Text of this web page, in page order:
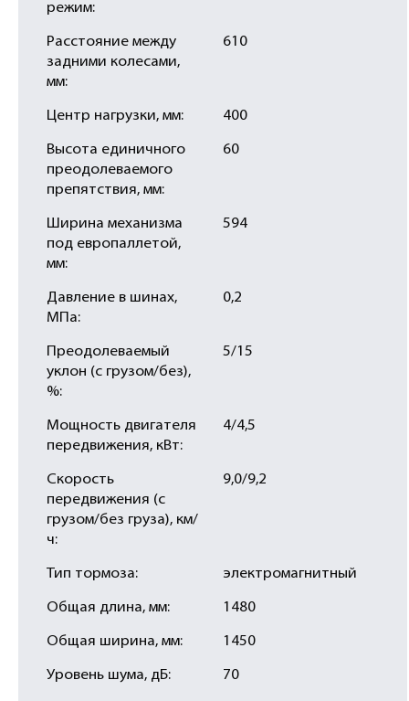
режим:
Расстояние между
задними колесами,
мм:
610
Центр нагрузки, мм: 400
Высота единичного
преодолеваемого
препятствия, мм:
60
Ширина механизма
под европаллетой,
мм:
594
Давление в шинах,
МПа:
0,2
Преодолеваемый
уклон (с грузом/без),
%:
5/15
Мощность двигателя
передвижения, кВт:
4/4,5
Скорость
передвижения (с
грузом/без груза), км/
ч:
9,0/9,2
Тип тормоза: электромагнитный
Общая длина, мм: 1480
Общая ширина, мм: 1450
Уровень шума, дБ: 70